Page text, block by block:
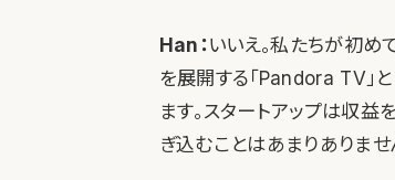
Han：いいえ。私たちが初
を展開する「Pandora TV」
ます。スタートアップは収
ぎ込むことはあまりありませ